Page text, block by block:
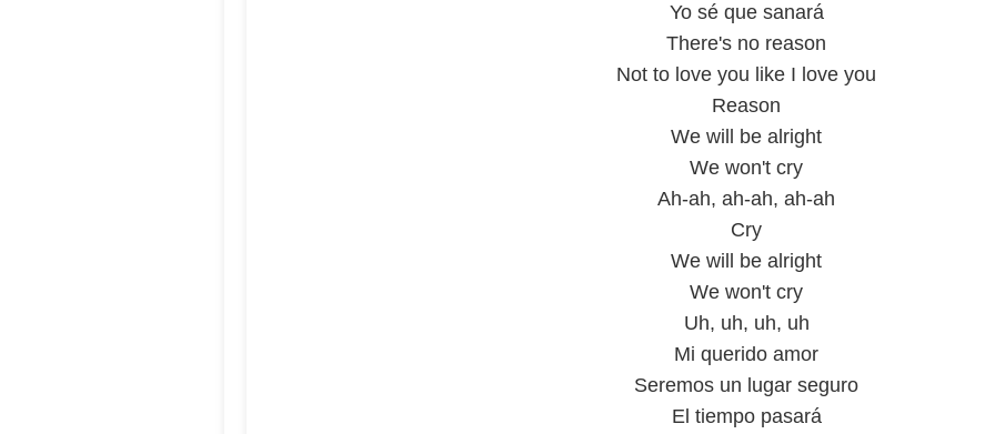
Yo sé que sanará
There's no reason
Not to love you like I love you
Reason
We will be alright
We won't cry
Ah-ah, ah-ah, ah-ah
Cry
We will be alright
We won't cry
Uh, uh, uh, uh
Mi querido amor
Seremos un lugar seguro
El tiempo pasará